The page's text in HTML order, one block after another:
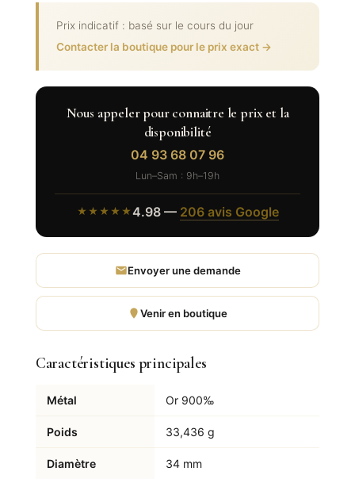
Prix indicatif : basé sur le cours du jour
Contacter la boutique pour le prix exact →
Nous appeler pour connaitre le prix et la
disponibilité
04 93 68 07 96
Lun–Sam : 9h–19h
★★★★★ 4.98 — 206 avis Google
Envoyer une demande
Venir en boutique
Caractéristiques principales
Métal Or 900‰
Poids 33,436 g
Diamètre 34 mm